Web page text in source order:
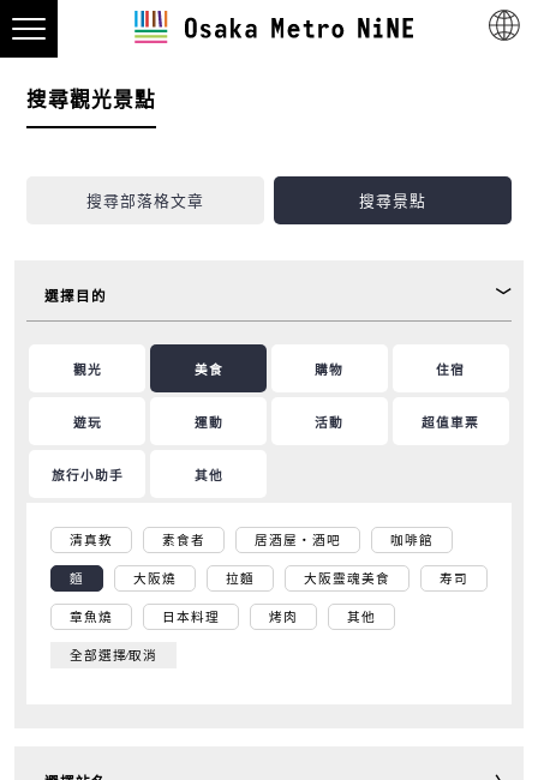
搜尋觀光景點
搜尋部落格文章 搜尋景點
選擇目的
觀光 美食 購物 住宿
遊玩 運動 活動 超值車票
旅行小助手 其他
清真教 素食者 居酒屋・酒吧 咖啡館
麵 大阪燒 拉麵 大阪靈魂美食 寿司
章魚燒 日本料理 烤肉 其他
全部選擇∕取消